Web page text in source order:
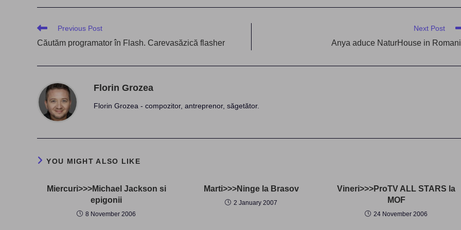
Read
articles
Previous Post
Căutăm programator în Flash. Carevasăzică flasher
Next Post
Anya aduce NaturHouse in
Florin Grozea
Florin Grozea - compozitor, antreprenor, săgetător.
YOU MIGHT ALSO LIKE
Miercuri>>>Michael Jackson si
epigonii
8 November 2006
Marti>>>Ninge la Brasov
2 January 2007
Vineri>>>ProTV ALL STARS la
MOF
24 November 2006